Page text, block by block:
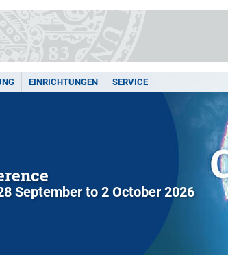
EINRICHTUNGEN SERVICE
September to 2 October 2026